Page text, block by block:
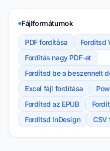
Fájlformátumok
PDF fordítása
Fordítsd
Fordítás nagy PDF-et
Fordítsd be a beszennelt
Excel fájl fordítása
Fordítsd az EPUB
Fordítsd InDesign
CSV